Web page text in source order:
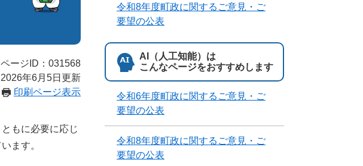
ページID：031568
年6月5日更新
印刷ページ表示
もに必要に応じ
ます。
令和8年度町政に関するご意見・ご
要望の公表
AI（人工知能）は
こんなページをおすすめします
令和6年度町政に関するご意見・ご
要望の公表
令和8年度町政に関するご意見・ご
要望の公表